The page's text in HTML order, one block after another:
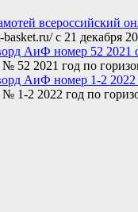
всероссийский
с 21 декабря
АиФ номер 52 2021
52 2021 год по
АиФ номер 1-2 2022
1-2 2022 год по